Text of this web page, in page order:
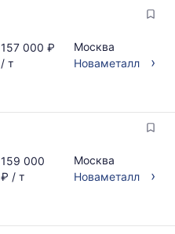
157 000 ₽
/ т
Москва
Новаметалл
›
159 000
₽ / т
Москва
Новаметалл
›